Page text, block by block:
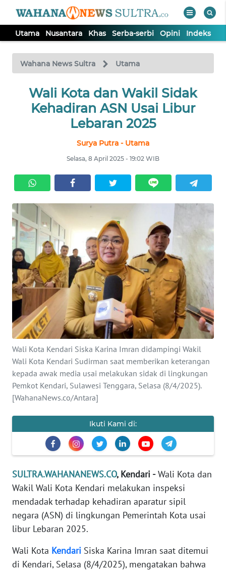
Utama Nusantara Khas Serba-serbi Opini Indeks
Wahana News Sultra Utama
Wali Kota dan Wakil Sidak
Kehadiran ASN Usai Libur
Lebaran 2025
Surya Putra - Utama
Selasa, 8 April 2025 - 19:02 WIB
Wali Kota Kendari Siska Karina Imran didampingi Wakil
Wali Kota Kendari Sudirman saat memberikan keterangan
kepada awak media usai melakukan sidak di lingkungan
Pemkot Kendari, Sulawesi Tenggara, Selasa (8/4/2025).
[WahanaNews.co/Antara]
Ikuti Kami di:
SULTRA.WAHANANEWS.CO, Kendari -Wali Kota dan
Wakil Wali Kota Kendari melakukan inspeksi
mendadak terhadap kehadiran aparatur sipil
negara (ASN) di lingkungan Pemerintah Kota usai
libur Lebaran 2025.
Wali Kota Kendari Siska Karina Imran saat ditemui
di Kendari, Selasa (8/4/2025), mengatakan bahwa
TV
Tutup
UTAMA
SERBA-
SERBI
OPINI
Informasi
INDEKS
BERITA
KONTAK
KAMI
INFO
IKLAN
TENTANG
KAMI
PEDOMAN
KARIR
DISCLAIMER
News
Regional